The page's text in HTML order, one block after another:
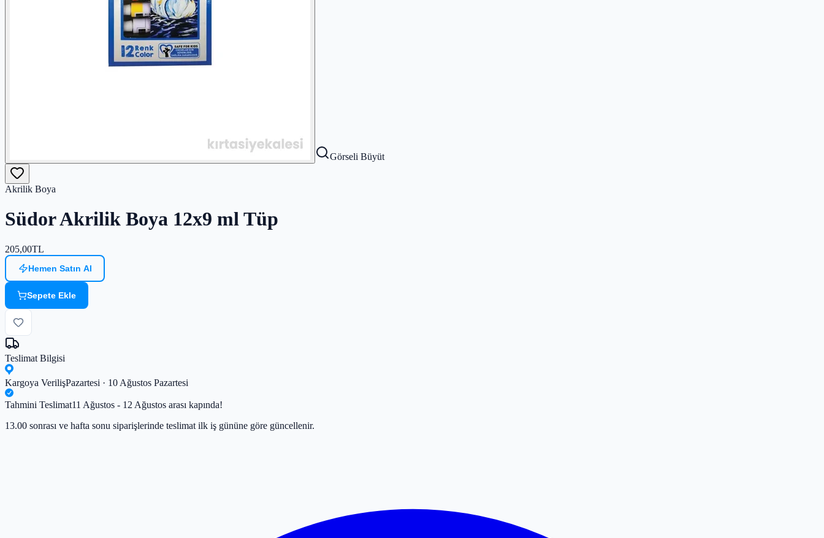
Görseli Büyüt
Akrilik Boya
Südor Akrilik Boya 12x9 ml Tüp
205,00TL
Hemen Satın Al
Sepete Ekle
Teslimat Bilgisi
Kargoya VerilişPazartesi · 10 Ağustos Pazartesi
Tahmini Teslimat11 Ağustos - 12 Ağustos arası kapında!
13.00 sonrası ve hafta sonu siparişlerinde teslimat ilk iş gününe göre güncellenir.